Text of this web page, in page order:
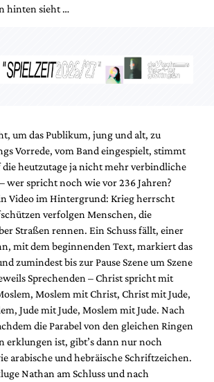
hinten sieht …
um das Publikum, jung und alt, zu
Vorrede, vom Band eingespielt, stimmt
heutzutage ja nicht mehr verbindliche
wer spricht noch wie vor 236 Jahren?
Video im Hintergrund: Krieg herrscht
verfolgen Menschen, die
Straßen rennen. Ein Schuss fällt, einer
mit dem beginnenden Text, markiert das
zumindest bis zur Pause Szene um Szene
Sprechenden – Christ spricht mit
Moslem mit Christ, Christ mit Jude,
Jude mit Jude, Moslem mit Jude. Nach
die Parabel von den gleichen Ringen
erklungen ist, gibt’s dann nur noch
arabische und hebräische Schriftzeichen.
Nathan am Schluss und nach